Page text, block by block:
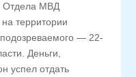
Отдела МВД
территории
подозреваемого — 22-
Деньги,
успел отдать